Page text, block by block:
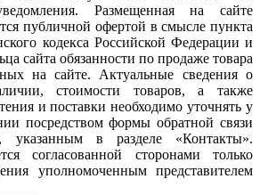
Размещенная на сайте
публичной офертой в смысле пункта
кодекса Российской Федерации и
сайта обязанности по продаже товара
на сайте. Актуальные сведения о
стоимости товаров, а также
и поставки необходимо уточнять у
посредством формы обратной связи
в разделе «Контакты».
согласованной сторонами только
уполномоченным представителем